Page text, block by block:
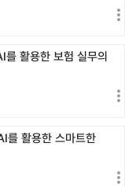
활용한 보험 실무의
를 활용한 스마트한